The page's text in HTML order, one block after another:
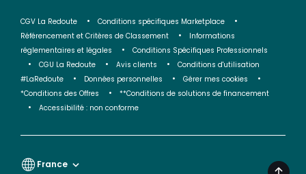
CGV La Redoute
Conditions spécifiques Marketplace
Référencement et Critères de Classement
Informations
réglementaires et légales
Conditions Spécifiques Professionnels
CGU La Redoute
Avis clients
Conditions d'utilisation
#LaRedoute
Données personnelles
Gérer mes cookies
*Conditions des Offres
**Conditions de solutions de financement
Accessibilité : non conforme
France